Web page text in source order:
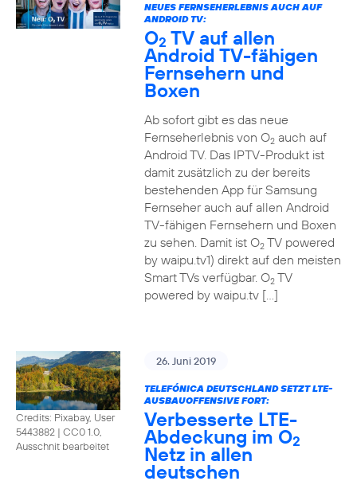
NEUES FERNSEHERLEBNIS AUCH AUF
ANDROID TV:
O2 TV auf allen
Android TV-fähigen
Fernsehern und
Boxen
Ab sofort gibt es das neue
Fernseherlebnis von O2auch auf
Android TV. Das IPTV-Produkt ist
damit zusätzlich zu der bereits
bestehenden App für Samsung
Fernseher auch auf allen Android
TV-fähigen Fernsehern und Boxen
zu sehen. Damit ist O2TV powered
by waipu.tv1) direkt auf den meisten
Smart TVs verfügbar. O2TV
powered by waipu.tv […]
Credits: Pixabay, User
5443882 | CC0 1.0,
Ausschnit bearbeitet
26. Juni 2019
TELEFÓNICA DEUTSCHLAND SETZT LTE-
AUSBAUOFFENSIVE FORT:
Verbesserte LTE-
Abdeckung im O2
Netz in allen
deutschen